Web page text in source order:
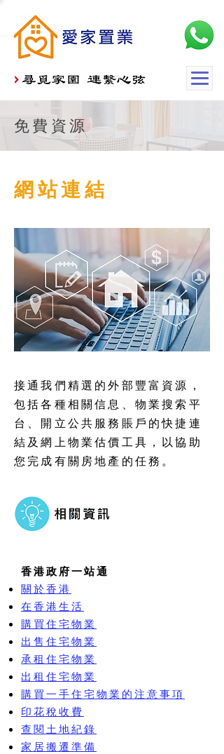
免費資源
網站連結
接通我們精選的外部豐富資源，
包括各種相關信息、物業搜索平
台、開立公共服務賬戶的快捷連
結及網上物業估價工具，以協助
您完成有關房地產的任務。
香港政府一站通
關於香港
在香港生活
購買住宅物業
出售住宅物業
承租住宅物業
出租住宅物業
購買一手住宅物業的注意事項
印花稅收費
查閱土地紀錄
家居搬遷準備